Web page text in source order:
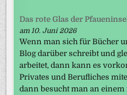
Das rote Glas der
am 10. Juni 2026
Wenn man sich für Bücher
Blog darüber schreibt und
arbeitet, dann kann es
Privates und Berufliches
dann besucht man an